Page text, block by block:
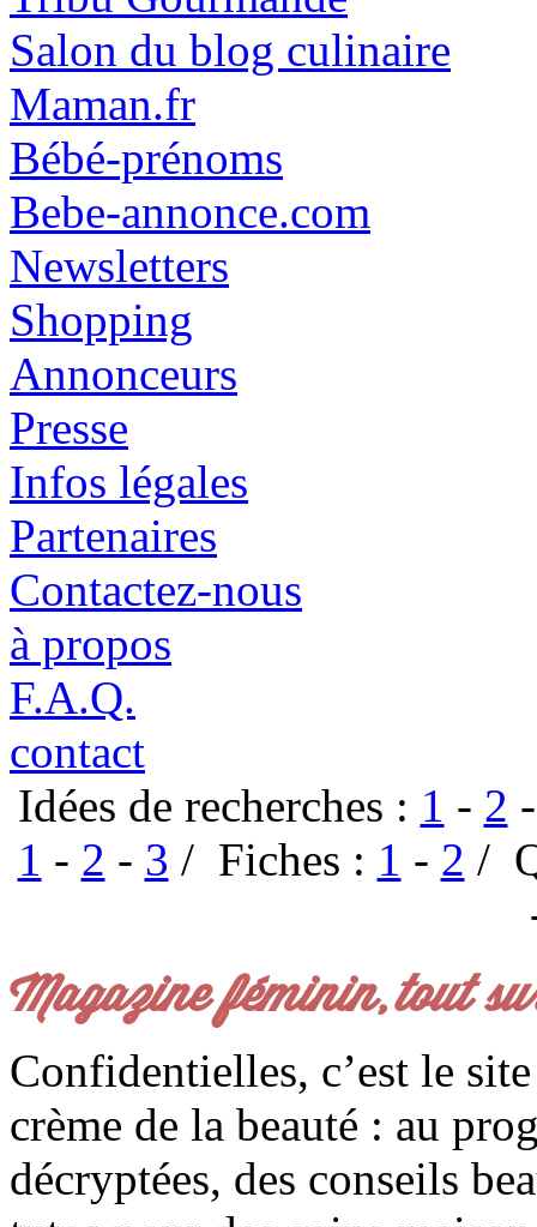
Salon du blog culinaire
Maman.fr
Bébé-prénoms
Bebe-annonce.com
Newsletters
Shopping
Annonceurs
Presse
Infos légales
Partenaires
Contactez-nous
à propos
F.A.Q.
contact
Idées de recherches : 1 - 2
1 - 2 - 3 / Fiches : 1 - 2 /
Magazine féminin, tout
Confidentielles, c’est le
crème de la beauté : au
décryptées, des conseils